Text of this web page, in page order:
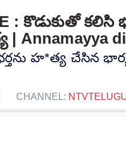
: కొడుకుతో కలిసి
| Annamayya
హ*త్య చేసిన
CHANNEL: